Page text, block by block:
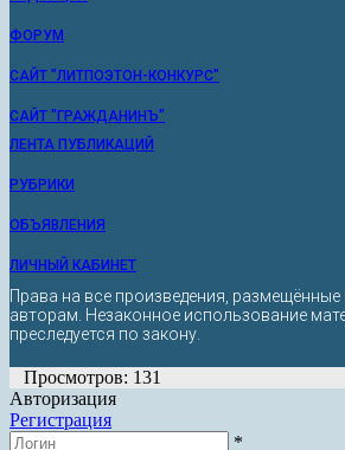
ФОРУМ
САЙТ "ЛИТПОЭТОН-КОНКУРС"
САЙТ "ГРАЖДАНИНЪ"
ЛЕНТА ПУБЛИКАЦИЙ
РУБРИКИ
ОБЪЯВЛЕНИЯ
ЛИЧНЫЙ КАБИНЕТ
Права на все произведения,
авторам. Незаконное использование
преследуется по закону.
Просмотров: 131
Авторизация
Регистрация
*